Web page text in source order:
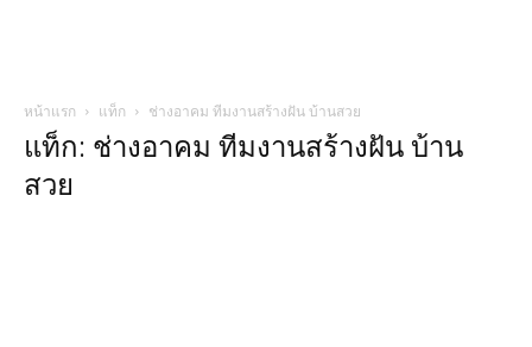
หน้าแรก แท็ก ช่างอาคม ทีมงานสร้างฝัน บ้านสวย
แท็ก: ช่างอาคม ทีมงานสร้างฝัน บ้าน
สวย